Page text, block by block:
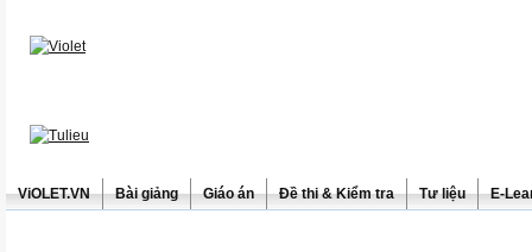
ViOLET.VN Bài giảng Giáo án Đề thi & Kiểm tra Tư liệu E-